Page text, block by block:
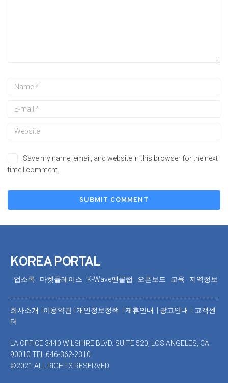
Save my name, email, and website in this browser for the next
time I comment.
KOREA PORTAL
업소록 마켓플레이스 K-Wave팬클럽 오픈보드 교육 지역정보
회사소개 이용약관 개인정보정책 | 제휴안내 | 광고안내
고객센
터
LA OFFICE 3440 WILSHIRE BLVD. SUITE 520, LOS ANGELES, CA
90010 TEL 646-362-2310
©2021 ALL RIGHTS RESERVED.